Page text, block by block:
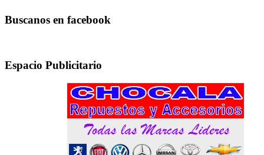
Buscanos en facebook
Espacio Publicitario